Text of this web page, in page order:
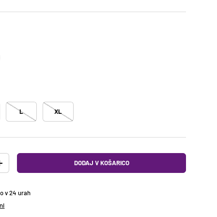
L XL
KOLIČINO DODAJ V KOŠARICO
v 24 urah